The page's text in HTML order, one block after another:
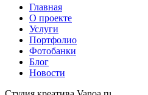
Главная
О проекте
Услуги
Портфолио
Фотобанки
Блог
Новости